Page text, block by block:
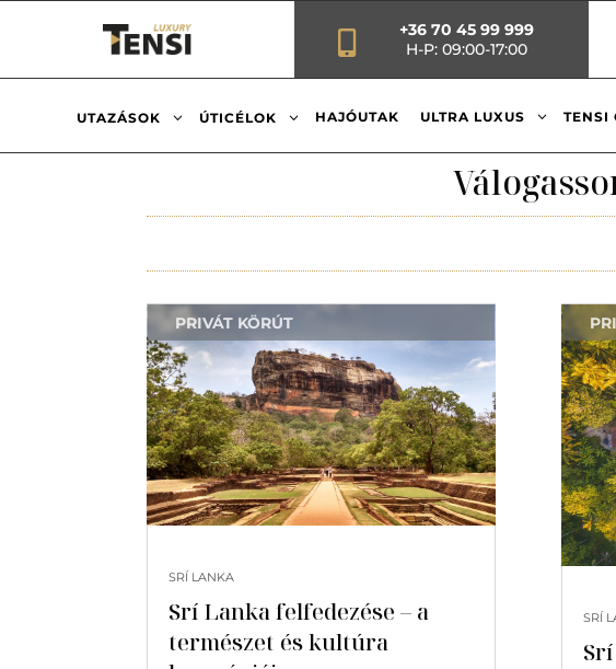
+36 70 45 99 999
H-P: 09:00-17:00
UTAZÁSOK 3 ÚTICÉLOK 3 HAJÓUTAK ULTRA LUXUS 3 TENSI
Srí Lanka felfedezése – a
természet és kultúra
SRÍ LANKA
PRIVÁT KÖRÚT
SRÍ